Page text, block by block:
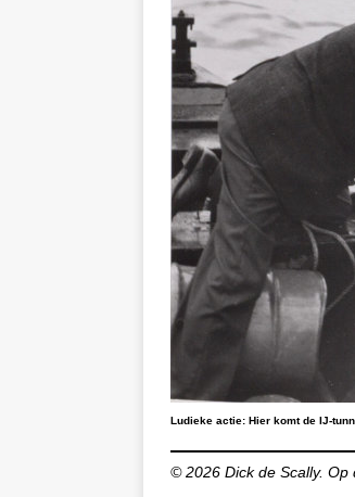
Ludieke actie: Hier komt de IJ-
© 2026 Dick de Scally. Op